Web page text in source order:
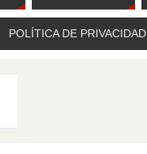
POLÍTICA DE PRIVACIDAD